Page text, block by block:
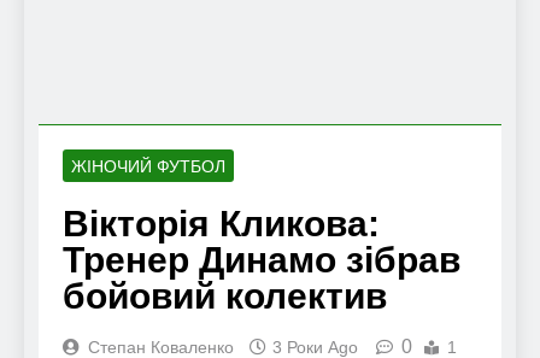
ЖІНОЧИЙ ФУТБОЛ
Вікторія Кликова:
Тренер Динамо зібрав
бойовий колектив
Степан Коваленко 3 Роки Ago 0
1